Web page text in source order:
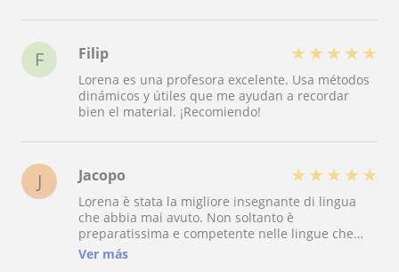
amenas. La experiencia está siendo muy positiva.
F Filip ★ ★ ★ ★ ★
Lorena es una profesora excelente. Usa métodos
dinámicos y útiles que me ayudan a recordar
bien el material. ¡Recomiendo!
J Jacopo ★ ★ ★ ★ ★
Lorena è stata la migliore insegnante di lingua
che abbia mai avuto. Non soltanto è
preparatissima e competente nelle lingue che
insegna, ma è anche particolarmente competente
Ver más